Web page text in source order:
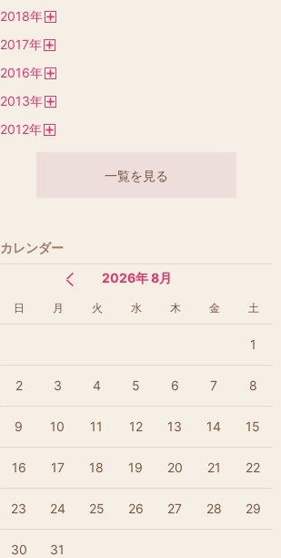
2018年
2017年
2016年
2013年
2012年
一覧を見る
カレンダー
2026年 8月
日 月 火 水 木 金 土
1
2 3 4 5 6 7 8
9 10 11 12 13 14 15
16 17 18 19 20 21 22
23 24 25 26 27 28 29
30 31